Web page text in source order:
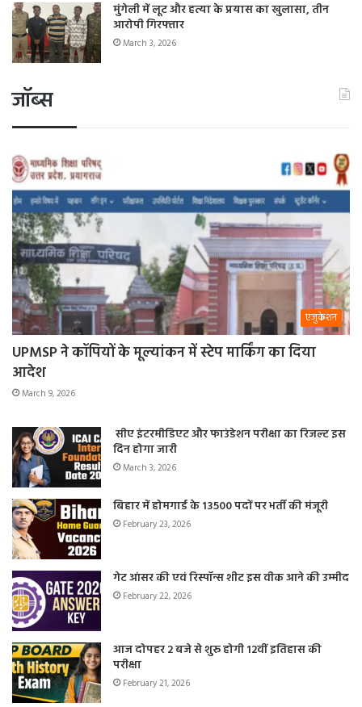
मुंगेली में लूट और हत्या के प्रयास का खुलासा, तीन
आरोपी गिरफ्तार
March 3, 2026
जॉब्स
एजुकेशन
UPMSP ने कॉपियों के मूल्यांकन में स्टेप मार्किंग का दिया
आदेश
March 9, 2026
सीए इंटरमीडिएट और फाउंडेशन परीक्षा का रिजल्ट इस
दिन होगा जारी
March 3, 2026
बिहार में होमगार्ड के 13500 पदों पर भर्ती की मंजूरी
February 23, 2026
गेट आंसर की एवं रिस्पॉन्स शीट इस वीक आने की उम्मीद
February 22, 2026
आज दोपहर 2 बजे से शुरू होगी 12वीं इतिहास की
परीक्षा
February 21, 2026